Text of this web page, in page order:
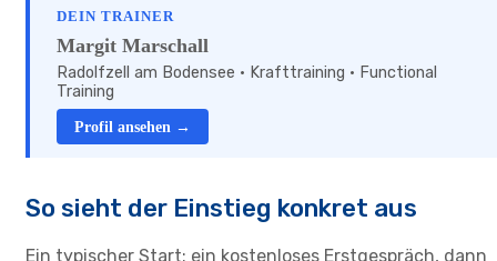
DEIN TRAINER
Margit Marschall
Radolfzell am Bodensee · Krafttraining · Functional
Training
Profil ansehen →
So sieht der Einstieg konkret aus
Ein typischer Start: ein kostenloses Erstgespräch, dann